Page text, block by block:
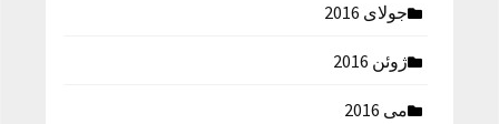
جولای 2016
ژوئن 2016
می 2016